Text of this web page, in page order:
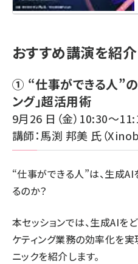
おすすめ講演を紹介
① “仕事ができる人”
ング」超活用術
9月26 日（金）10:30～
講師：馬渕 邦美 氏（
“仕事ができる人”は、生成
るのか？
本セッションでは、生成AIを
ケティング業務の効率化を実
ニックを紹介します。